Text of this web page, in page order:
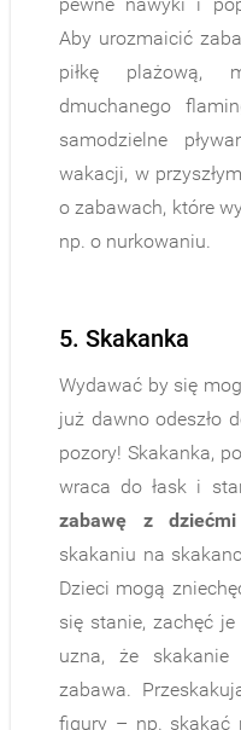
Aby urozmaicić
piłkę plażową,
dmuchanego
samodzielne
wakacji, w
o zabawach, które
np. o nurkowaniu.
5. Skakanka
Wydawać by się
już dawno odeszło
pozory! Skakanka,
wraca do łask i
zabawę z
skakaniu na
Dzieci mogą
się stanie, zachęć
uzna, że
zabawa.
figury – np. skakać